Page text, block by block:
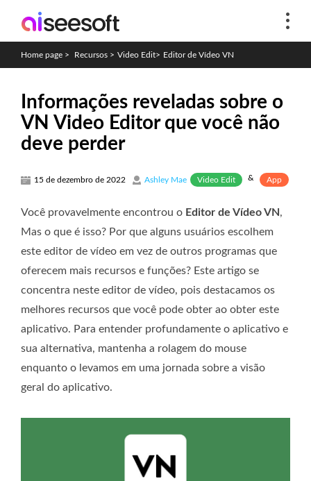
Home page > Recursos > Video Edit> Editor de Vídeo VN
Informações reveladas sobre o
VN Video Editor que você não
deve perder
15 de dezembro de 2022 Ashley Mae Video Edit & App
Você provavelmente encontrou o Editor de Vídeo VN,
Mas o que é isso? Por que alguns usuários escolhem
este editor de vídeo em vez de outros programas que
oferecem mais recursos e funções? Este artigo se
concentra neste editor de vídeo, pois destacamos os
melhores recursos que você pode obter ao obter este
aplicativo. Para entender profundamente o aplicativo e
sua alternativa, mantenha a rolagem do mouse
enquanto o levamos em uma jornada sobre a visão
geral do aplicativo.